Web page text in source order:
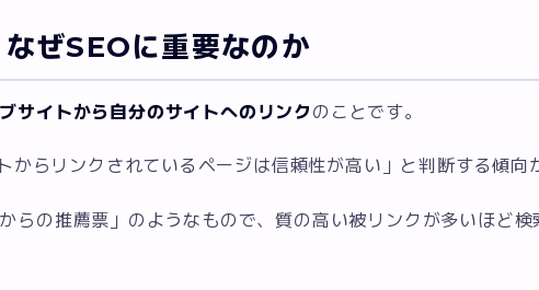
ぜSEOに重要なのか
サイトから自分のサイトへのリンク のことです。
らリンクされているページは信頼性が高い」と判断する傾向
らの推薦票」のようなもので、質の高い被リンクが多いほど検